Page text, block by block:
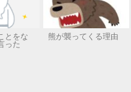
とをな
った
熊が襲ってくる理由